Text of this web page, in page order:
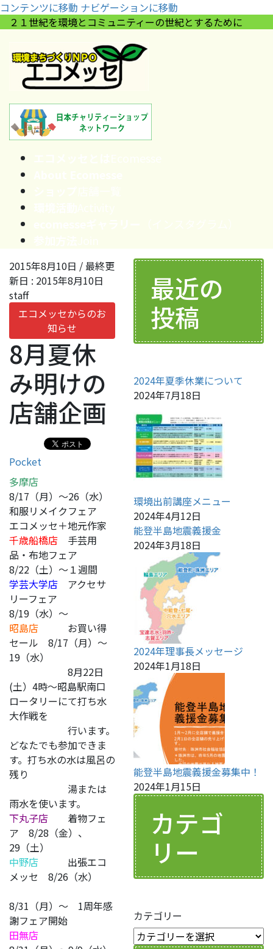
コンテンツに移動 ナビゲーションに移動
２１世紀を環境とコミュニティーの世紀とするために
2015年8月10日 / 最終更
新日 : 2015年8月10日
staff
エコメッセからのお
知らせ
8月夏休
み明けの
店舗企画
Pocket
多摩店
8/17（月）～26（水）
和服リメイクフェア
エコメッセ＋地元作家
千歳船橋店 手芸用
品・布地フェア
8/22（土）～１週間
学芸大学店 アクセサ
リーフェア
8/19（水）～
昭島店
お買い得
セール 8/17（月）～
19（水）
8月22日
(土）4時～昭島駅南口
ロータリーにて打ち水
大作戦を
行います。
どなたでも参加できま
す。打ち水の水は風呂の
残り
湯または
雨水を使います。
下丸子店 着物フェ
ア 8/28（金）、
29（土）
中野店 出張エコ
メッセ 8/26（水）
8/31（月）～ 1周年感
謝フェア開始
田無店
最近の
投稿
2024年夏季休業について
2024年7月18日
環境出前講座メニュー
2024年4月12日
能登半島地震義援金
2024年3月18日
2024年理事長メッセージ
2024年1月18日
能登半島地震義援金募集中！
2024年1月15日
カテゴ
リー
カテゴリー